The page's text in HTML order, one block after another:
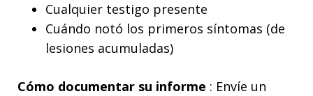
Cualquier testigo presente
Cuándo notó los primeros síntomas (de
lesiones acumuladas)
Cómo documentar su informe : Envíe un